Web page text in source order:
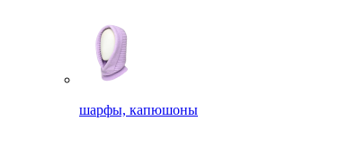
шарфы, капюшоны